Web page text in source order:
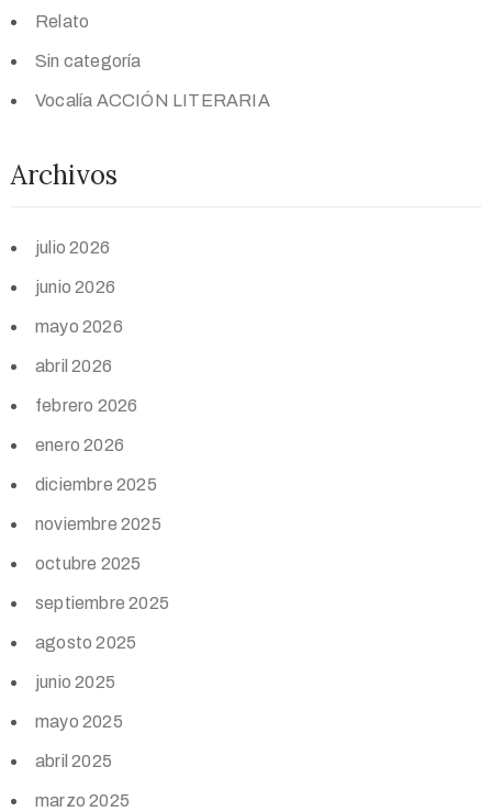
Relato
Sin categoría
Vocalía ACCIÓN LITERARIA
Archivos
julio 2026
junio 2026
mayo 2026
abril 2026
febrero 2026
enero 2026
diciembre 2025
noviembre 2025
octubre 2025
septiembre 2025
agosto 2025
junio 2025
mayo 2025
abril 2025
marzo 2025